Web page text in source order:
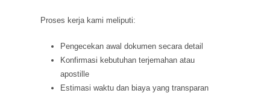
Proses kerja kami meliputi:
Pengecekan awal dokumen secara detail
Konfirmasi kebutuhan terjemahan atau
apostille
Estimasi waktu dan biaya yang transparan